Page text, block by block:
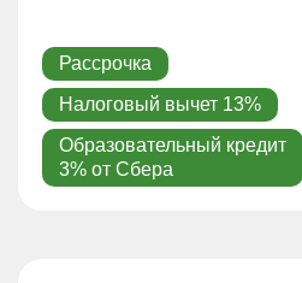
Рассрочка
Налоговый вычет 13%
Образовательный кредит
3% от Сбера